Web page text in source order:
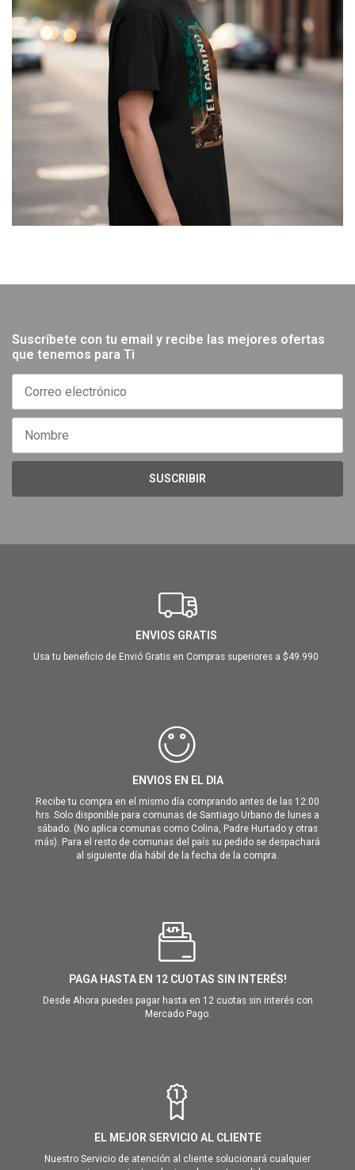
Suscríbete con tu email y recibe las mejores ofertas
que tenemos para Ti
SUSCRIBIR
ENVIOS GRATIS
Usa tu beneficio de Envió Gratis en Compras superiores a $49.990
ENVIOS EN EL DIA
Recibe tu compra en el mismo día comprando antes de las 12:00
hrs. Solo disponible para comunas de Santiago Urbano de lunes a
sábado. (No aplica comunas como Colina, Padre Hurtado y otras
más). Para el resto de comunas del país su pedido se despachará
al siguiente día hábil de la fecha de la compra.
PAGA HASTA EN 12 CUOTAS SIN INTERÉS!
Desde Ahora puedes pagar hasta en 12 cuotas sin interés con
Mercado Pago.
EL MEJOR SERVICIO AL CLIENTE
Nuestro Servicio de atención al cliente solucionará cualquier